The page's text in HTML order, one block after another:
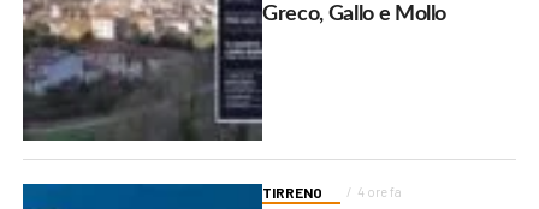
Greco, Gallo e Mollo
TIRRENO 4 ore fa